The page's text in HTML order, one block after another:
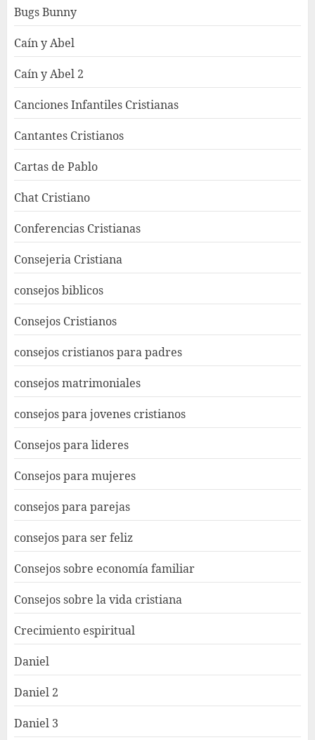
Bugs Bunny
Caín y Abel
Caín y Abel 2
Canciones Infantiles Cristianas
Cantantes Cristianos
Cartas de Pablo
Chat Cristiano
Conferencias Cristianas
Consejeria Cristiana
consejos biblicos
Consejos Cristianos
consejos cristianos para padres
consejos matrimoniales
consejos para jovenes cristianos
Consejos para lideres
Consejos para mujeres
consejos para parejas
consejos para ser feliz
Consejos sobre economía familiar
Consejos sobre la vida cristiana
Crecimiento espiritual
Daniel
Daniel 2
Daniel 3